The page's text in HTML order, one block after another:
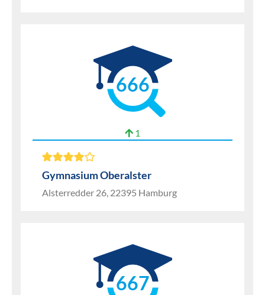
666
1
Gymnasium Oberalster
Alsterredder 26, 22395 Hamburg
667